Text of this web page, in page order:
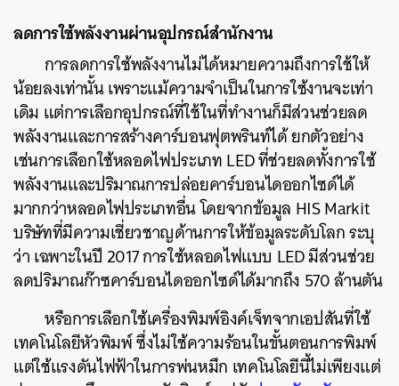
ลดการใช้พลังงานผ่านอุปกรณ์สำนักงาน
การลดการใช้พลังงานไม่ได้หมายความถึงการใช้ให้
น้อยลงเท่านั้น เพราะแม้ความจำเป็นในการใช้งานจะเท่า
เดิม แต่การเลือกอุปกรณ์ที่ใช้ในที่ทำงานก็มีส่วนช่วยลด
พลังงานและการสร้างคาร์บอนฟุตพรินท์ได้ ยกตัวอย่าง
เช่นการเลือกใช้หลอดไฟประเภท LED ที่ช่วยลดทั้งการใช้
พลังงานและปริมาณการปล่อยคาร์บอนไดออกไซด์ได้
มากกว่าหลอดไฟประเภทอื่น โดยจากข้อมูล HIS Markit
บริษัทที่มีความเชี่ยวชาญด้านการให้ข้อมูลระดับโลก ระบุ
ว่า เฉพาะในปี 2017 การใช้หลอดไฟแบบ LED มีส่วนช่วย
ลดปริมาณก๊าซคาร์บอนไดออกไซด์ได้มากถึง 570 ล้านตัน
หรือการเลือกใช้เครื่องพิมพ์อิงค์เจ็ทจากเอปสันที่ใช้
เทคโนโลยีหัวพิมพ์ ซึ่งไม่ใช้ความร้อนในขั้นตอนการพิมพ์
แต่ใช้แรงดันไฟฟ้าในการพ่นหมึก เทคโนโลยีนี้ไม่เพียงแต่